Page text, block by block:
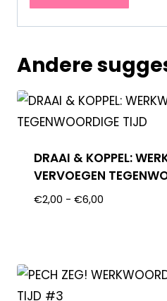
Andere
DRAAI & KOPPEL:
VERVOEGEN
€2,00 - €6,00